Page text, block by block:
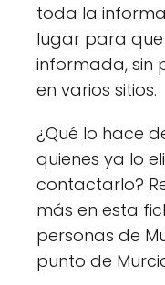
toda la
lugar para
informada, sin
en varios sitios.
¿Qué lo hace
quienes ya lo
contactarlo?
más en esta
personas de
punto de